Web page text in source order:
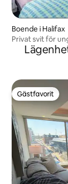
Boende i Halifax
Privat svit för
Gästfavorit
Gästfavorit